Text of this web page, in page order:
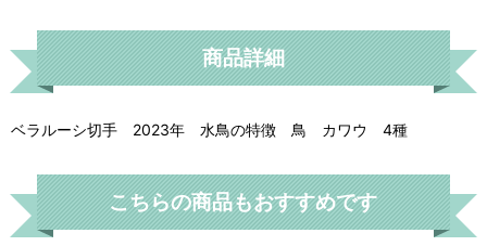
商品詳細
ベラルーシ切手 2023年 水鳥の特徴 鳥 カワウ 4種
こちらの商品もおすすめです